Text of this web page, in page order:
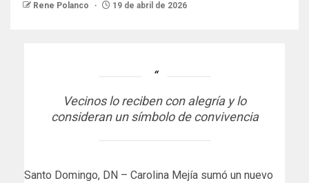
Rene Polanco 19 de abril de 2026
Vecinos lo reciben con alegría y lo
consideran un símbolo de convivencia
Santo Domingo, DN – Carolina Mejía sumó un nuevo